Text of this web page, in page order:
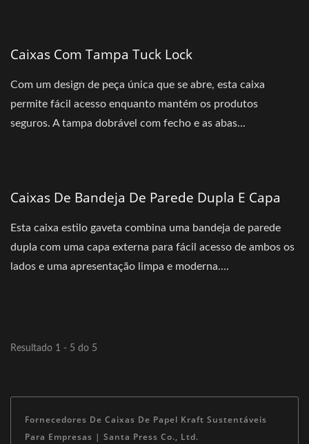
Caixas Com Tampa Tuck Lock
Com um design de peça única que se abre, esta caixa
permite fácil acesso enquanto mantém os produtos
seguros. A tampa dobrável com fecho e as abas...
Caixas De Bandeja De Parede Dupla E Capa
Esta caixa estilo gaveta combina uma bandeja de parede
dupla com uma capa externa para fácil acesso de ambos os
lados e uma apresentação limpa e moderna....
Resultado 1 - 5 do 5
Fornecedores De Caixas De Papel Kraft Sustentáveis
Para Empresas | Santa Press Co., Ltd.